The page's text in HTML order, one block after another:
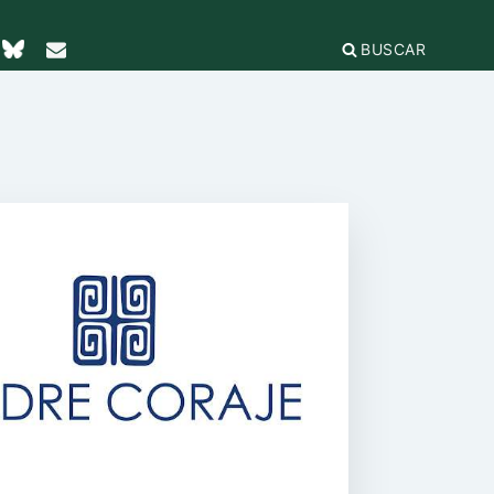
BUSCAR
COORDINADORA
por la solidaridad
la ciudadanía global
Antiacoso
de Compras